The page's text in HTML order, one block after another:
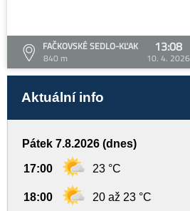
FAČKOVSKÉ SEDLO-KĽAK
840 m
13:08
10. 4. 2026
Aktuální info
Pátek 7.8.2026 (dnes)
17:00 23 °C
18:00 20 až 23 °C